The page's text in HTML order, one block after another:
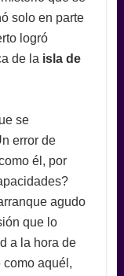
solo en parte
logró
de la isla de
se
error de
él, por
agudo
que lo
a la hora de
aquél,